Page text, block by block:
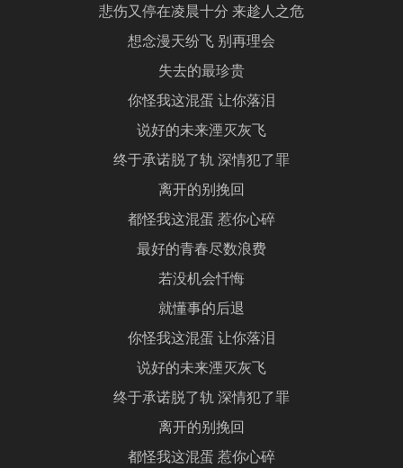
悲伤又停在凌晨十分 来趁人之危
想念漫天纷飞 别再理会
失去的最珍贵
你怪我这混蛋 让你落泪
说好的未来湮灭灰飞
终于承诺脱了轨 深情犯了罪
离开的别挽回
都怪我这混蛋 惹你心碎
最好的青春尽数浪费
若没机会忏悔
就懂事的后退
你怪我这混蛋 让你落泪
说好的未来湮灭灰飞
终于承诺脱了轨 深情犯了罪
离开的别挽回
都怪我这混蛋 惹你心碎